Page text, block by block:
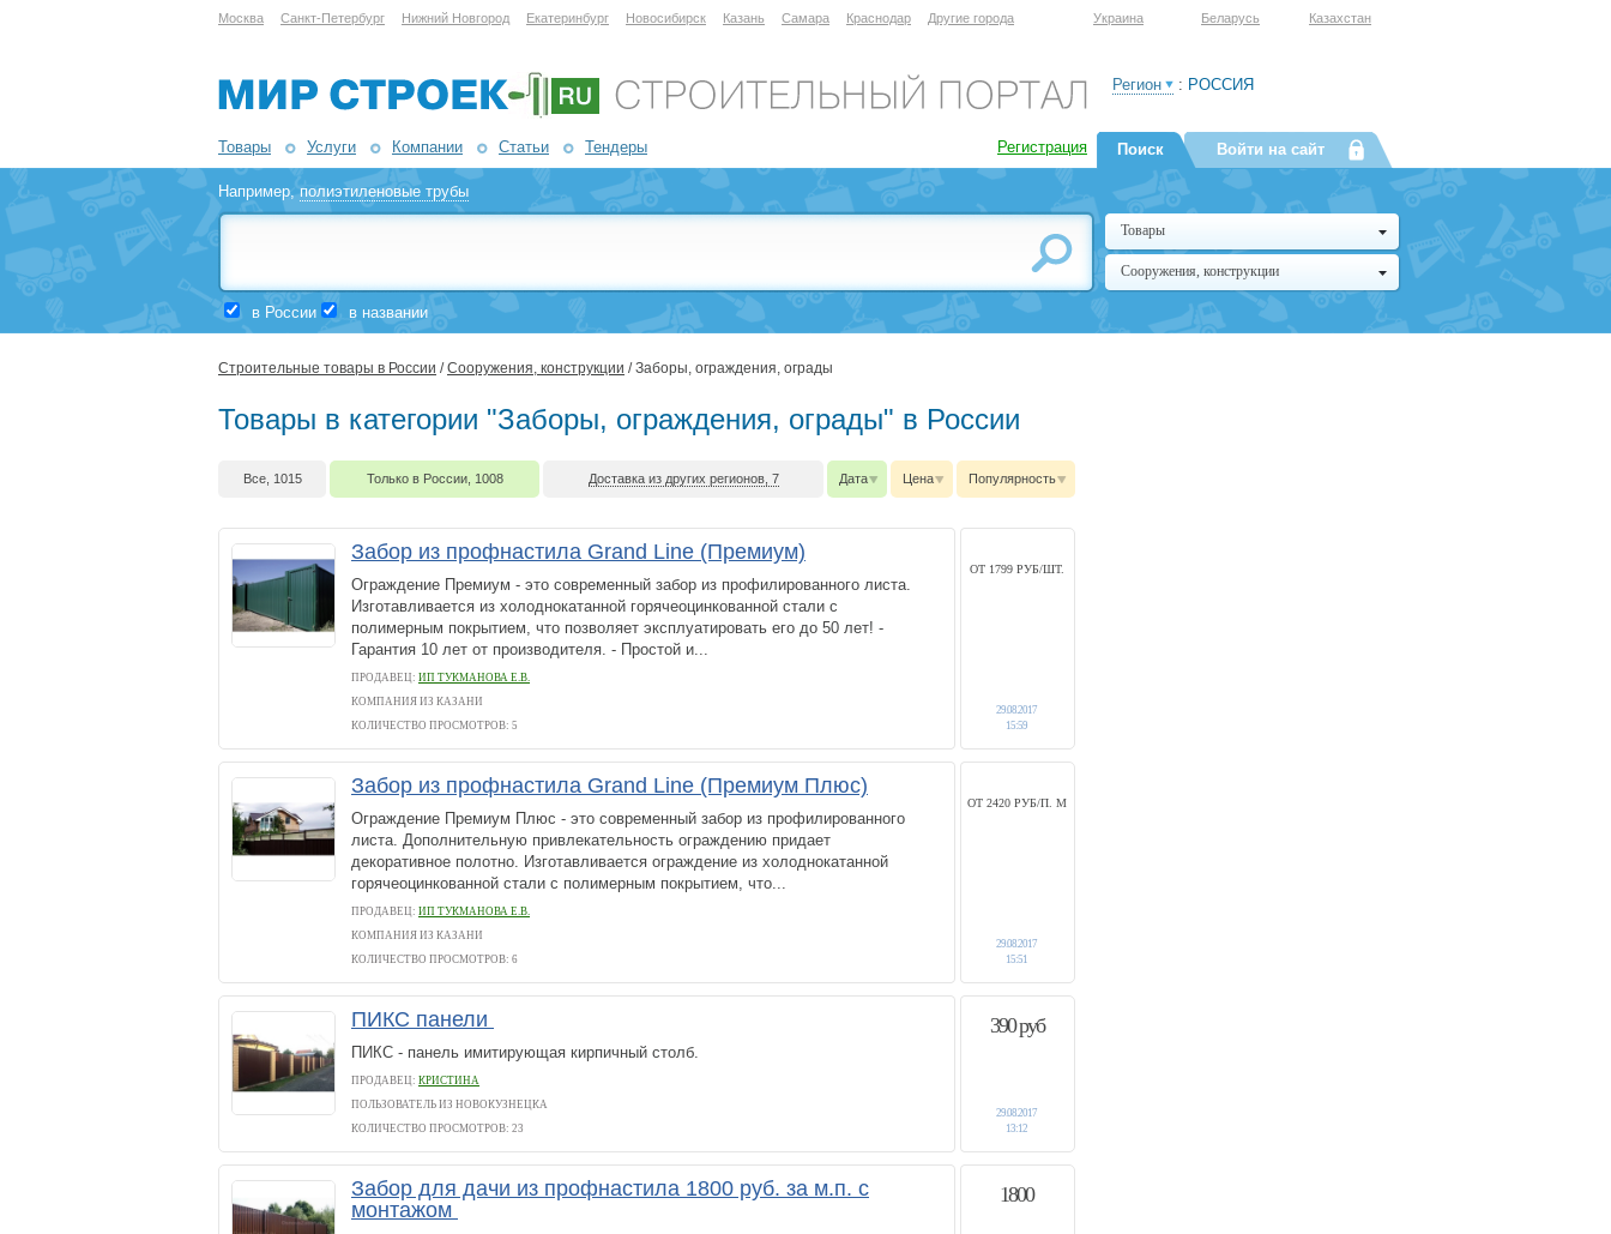
Москва Санкт-Петербург Нижний Новгород Екатеринбург Новосибирск Казань Самара Краснодар Другие города Украина Беларусь Казахстан
Товары Услуги Компании Статьи Тендеры Регистрация
Регион : РОССИЯ
Например,полиэтиленовые трубы
в России в названии
Поиск Войти на сайт
Товары
Сооружения, конструкции
Строительные товары в России /Сооружения, конструкции / Заборы, ограждения, ограды
Товары в категории "Заборы, ограждения, ограды" в России
Все, 1015 Только в России, 1008 Доставка из других регионов, 7 Дата Цена Популярность
Забор из профнастила Grand Line (Премиум)
Ограждение Премиум - это современный забор из профилированного листа.
Изготавливается из холоднокатанной горячеоцинкованной стали с
полимерным покрытием, что позволяет эксплуатировать его до 50 лет! -
Гарантия 10 лет от производителя. - Простой и...
ПРОДАВЕЦ: ИП ТУКМАНОВА Е.В.
КОМПАНИЯ ИЗ КАЗАНИ
КОЛИЧЕСТВО ПРОСМОТРОВ: 5
ОТ 1799 РУБ/ШТ.
29.08.2017
15:59
Забор из профнастила Grand Line (Премиум Плюс)
Ограждение Премиум Плюс - это современный забор из профилированного
листа. Дополнительную привлекательность ограждению придает
декоративное полотно. Изготавливается ограждение из холоднокатанной
горячеоцинкованной стали с полимерным покрытием, что...
ПРОДАВЕЦ: ИП ТУКМАНОВА Е.В.
КОМПАНИЯ ИЗ КАЗАНИ
КОЛИЧЕСТВО ПРОСМОТРОВ: 6
ОТ 2420 РУБ/П. М
29.08.2017
15:51
ПИКС панели
ПИКС - панель имитирующая кирпичный столб.
ПРОДАВЕЦ: КРИСТИНА
ПОЛЬЗОВАТЕЛЬ ИЗ НОВОКУЗНЕЦКА
КОЛИЧЕСТВО ПРОСМОТРОВ: 23
390 руб
29.08.2017
13:12
Забор для дачи из профнастила 1800 руб. за м.п. с
монтажом
1800